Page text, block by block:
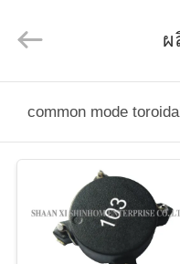
บ้าน
วิดีโอ
Shaanxi
Shinhom
All
common mode